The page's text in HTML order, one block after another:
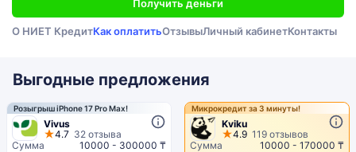
Получить деньги
О НИЕТ КредитКак оплатитьОтзывыЛичный кабинетКонтакты
Выгодные предложения
Розыгрыш iPhone 17 Pro Max!
Vivus
4.7 32 отзыва
Сумма
10000 - 300000 ₸
Микрокредит за 3 минуты!
Kviku
4.9 119 отзывов
Сумма
10000 - 170000 ₸